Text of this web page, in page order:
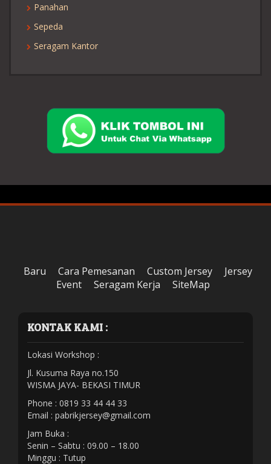
Panahan
Sepeda
Seragam Kantor
Baru Cara Pemesanan Custom Jersey
Jersey
Event
Seragam Kerja SiteMap
KONTAK KAMI :
Lokasi Workshop :
Jl. Kusuma Raya no.150
WISMA JAYA- BEKASI TIMUR
Phone : 0819 33 44 44 33
Email : pabrikjersey@gmail.com
Jam Buka :
Senin – Sabtu : 09.00 – 18.00
Minggu : Tutup